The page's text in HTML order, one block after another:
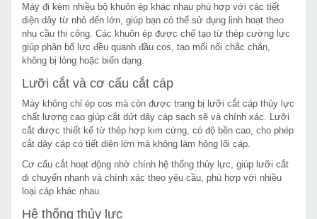
Máy đi kèm nhiều bộ khuôn ép khác nhau phù hợp với các tiết
diện dây từ nhỏ đến lớn, giúp bạn có thể sử dụng linh hoạt theo
nhu cầu thi công. Các khuôn ép được chế tạo từ thép cường lực
giúp phân bố lực đều quanh đầu cos, tạo mối nối chắc chắn,
không bị lỏng hoặc biến dạng.
Lưỡi cắt và cơ cấu cắt cáp
Máy không chỉ ép cos mà còn được trang bị lưỡi cắt cáp thủy lực
chất lượng cao giúp cắt dứt dây cáp sạch sẽ và chính xác. Lưỡi
cắt được thiết kế từ thép hợp kim cứng, có độ bền cao, cho phép
cắt dây cáp có tiết diện lớn mà không làm hỏng lõi cáp.
Cơ cấu cắt hoạt động nhờ chính hệ thống thủy lực, giúp lưỡi cắt
di chuyển nhanh và chính xác theo yêu cầu, phù hợp với nhiều
loại cáp khác nhau.
Hệ thống thủy lực